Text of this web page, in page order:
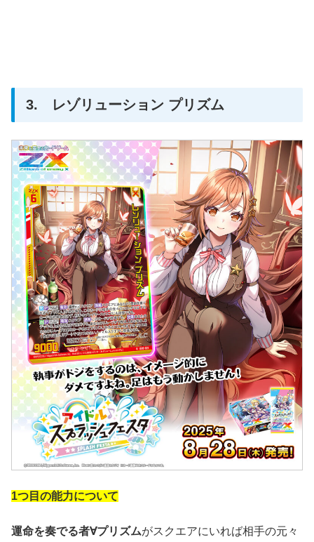
3. レゾリューション プリズム
1つ目の能力について
運命を奏でる者∀プリズムがスクエアにいれば相手の元々